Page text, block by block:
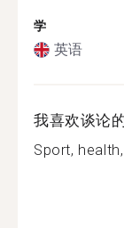
学
英语
我喜欢谈论
Sport,